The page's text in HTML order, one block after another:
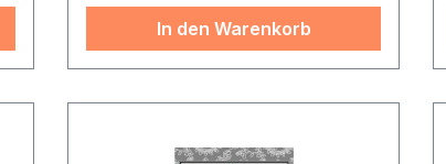
In den Warenkorb